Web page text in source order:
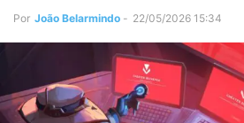
Por João Belarmindo - 22/05/2026 15:34